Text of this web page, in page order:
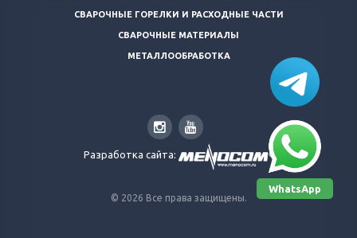
СВАРОЧНЫЕ ГОРЕЛКИ И РАСХОДНЫЕ ЧАСТИ
СВАРОЧНЫЕ МАТЕРИАЛЫ
МЕТАЛЛООБРАБОТКА
Разработка сайта:
© 2026 Все права защищены.
WhatsApp